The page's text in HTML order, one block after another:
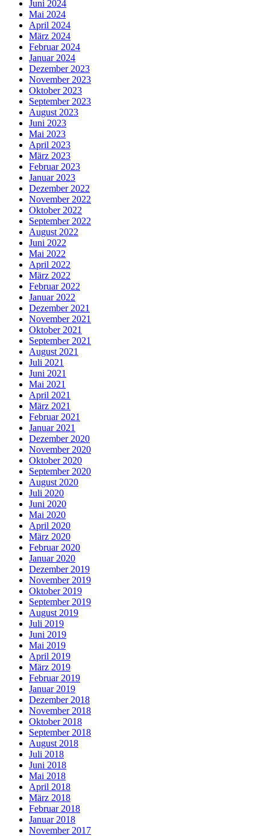
Juni 2024
Mai 2024
April 2024
März 2024
Februar 2024
Januar 2024
Dezember 2023
November 2023
Oktober 2023
September 2023
August 2023
Juni 2023
Mai 2023
April 2023
März 2023
Februar 2023
Januar 2023
Dezember 2022
November 2022
Oktober 2022
September 2022
August 2022
Juni 2022
Mai 2022
April 2022
März 2022
Februar 2022
Januar 2022
Dezember 2021
November 2021
Oktober 2021
September 2021
August 2021
Juli 2021
Juni 2021
Mai 2021
April 2021
März 2021
Februar 2021
Januar 2021
Dezember 2020
November 2020
Oktober 2020
September 2020
August 2020
Juli 2020
Juni 2020
Mai 2020
April 2020
März 2020
Februar 2020
Januar 2020
Dezember 2019
November 2019
Oktober 2019
September 2019
August 2019
Juli 2019
Juni 2019
Mai 2019
April 2019
März 2019
Februar 2019
Januar 2019
Dezember 2018
November 2018
Oktober 2018
September 2018
August 2018
Juli 2018
Juni 2018
Mai 2018
April 2018
März 2018
Februar 2018
Januar 2018
November 2017